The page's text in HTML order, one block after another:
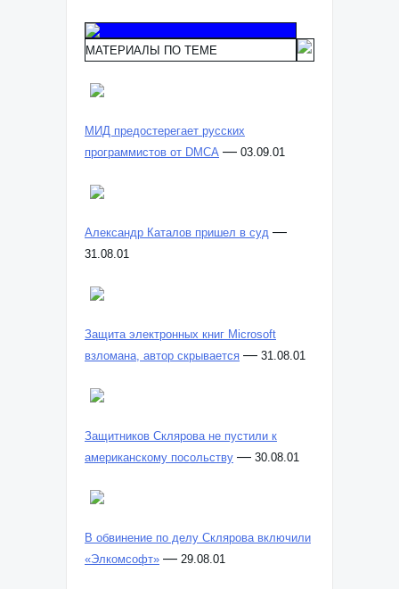
МАТЕРИАЛЫ ПО ТЕМЕ
МИД предостерегает русских
программистов от DMCA — 03.09.01
Александр Каталов пришел в суд —
31.08.01
Защита электронных книг Microsoft
взломана, автор скрывается — 31.08.01
Защитников Склярова не пустили к
американскому посольству — 30.08.01
В обвинение по делу Склярова включили
«Элкомсофт» — 29.08.01